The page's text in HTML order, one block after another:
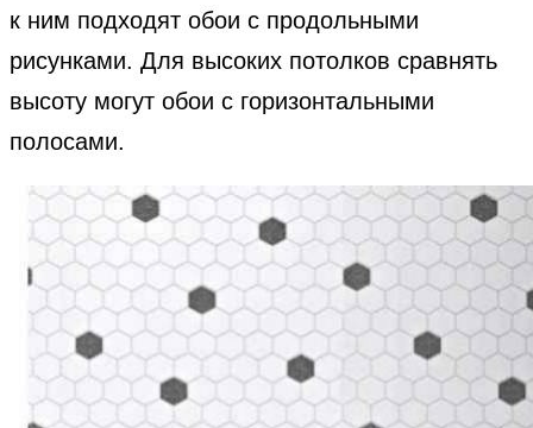
к ним подходят обои с продольными
рисунками. Для высоких потолков сравнять
высоту могут обои с горизонтальными
полосами.